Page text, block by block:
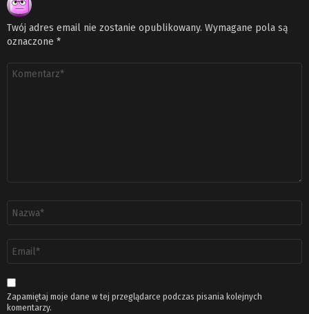
Twój adres email nie zostanie opublikowany. Wymagane pola są
oznaczone *
Komentarz
email
*
Zapamiętaj moje dane w tej przeglądarce podczas pisania kolejnych
komentarzy.